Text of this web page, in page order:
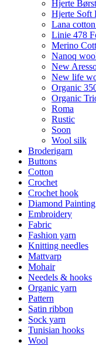
Hjerte
Hjerte Soft
Lana
Linie 478
Merino
Nanoq
New
New life
Organic
Organic
Roma
Rustic
Soon
Wool silk
Broderigarn
Buttons
Cotton
Crochet
Crochet hook
Diamond Painting
Embroidery
Fabric
Fashion yarn
Knitting needles
Mattvarp
Mohair
Needels & hooks
Organic yarn
Pattern
Satin ribbon
Sock yarn
Tunisian hooks
Wool